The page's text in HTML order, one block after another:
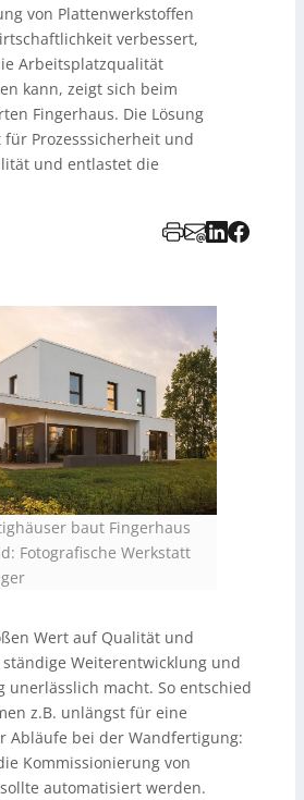
von Plattenwerkstoffen
verbessert,
Arbeitsplatzqualität
kann, zeigt sich beim
Fingerhaus. Die Lösung
Prozesssicherheit und
und entlastet die
baut Fingerhaus
Fotografische Werkstatt
Wert auf Qualität und
ständige Weiterentwicklung und
unerlässlich macht. So entschied
z.B. unlängst für eine
Abläufe bei der Wandfertigung:
Kommissionierung von
automatisiert werden.